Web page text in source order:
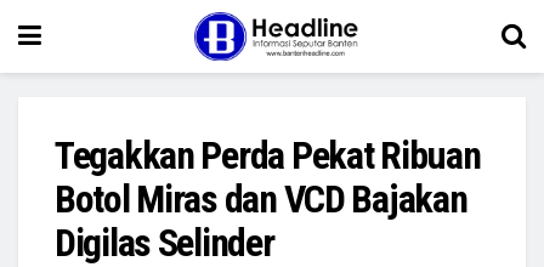
Tegakkan Perda Pekat Ribuan
Botol Miras dan VCD Bajakan
Digilas Selinder